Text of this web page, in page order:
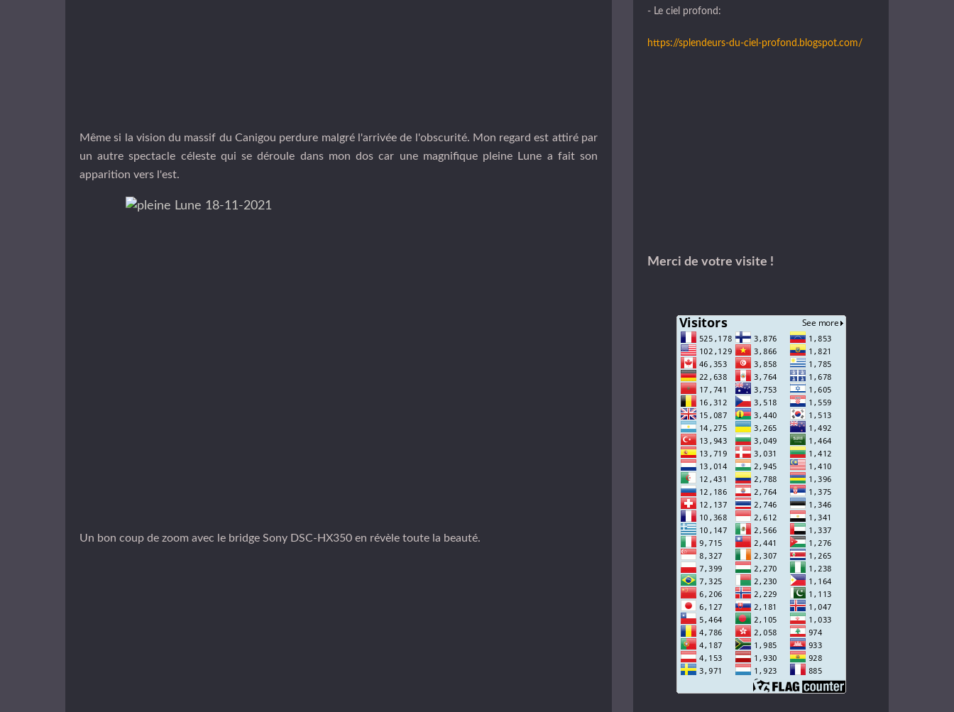
Même si la vision du massif du Canigou perdure malgré l'arrivée de l'obscurité. Mon regard est attiré par
un autre spectacle céleste qui se déroule dans mon dos car une magnifique pleine Lune a fait son
apparition vers l'est.
Un bon coup de zoom avec le bridge Sony DSC-HX350 en révèle toute la beauté.
- Le ciel profond:
https://splendeurs-du-ciel-profond.blogspot.com/
Merci de votre visite !